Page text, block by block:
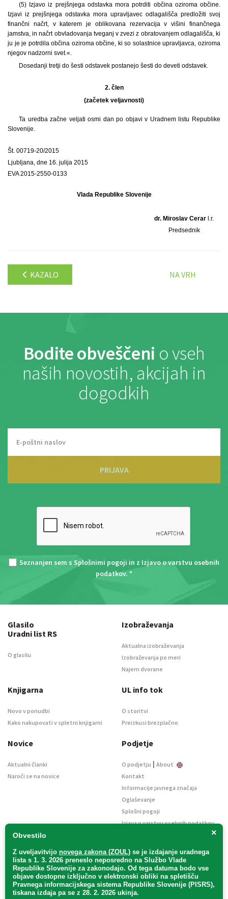
(5) Izjavo iz prejšnjega odstavka mora potrditi občina oziroma občine.
Izjavi iz prejšnjega odstavka mora upravljavec odlagališča predložiti svoj
finančni načrt, v katerem je oblikovana rezervacija v višini finančnega
jamstva, in načrt obvladovanja tveganj v zvezi z obratovanjem odlagališča, ki
ju je je potrdila občina oziroma občine, ki so solastnice upravljavca, oziroma
njegov nadzorni svet.«.
Dosedanji tretji do šesti odstavek postanejo šesti do deveti odstavek.
2. člen
(začetek veljavnosti)
Ta uredba začne veljati osmi dan po objavi v Uradnem listu Republike
Slovenije.
Št. 00719-20/2015
Ljubljana, dne 16. julija 2015
EVA 2015-2550-0133
Vlada Republike Slovenije
dr. Miroslav Cerar l.r.
Predsednik
KAZALO NA VRH
Bodite obveščeni o vseh
naših novostih, akcijah in
dogodkih
PRIJAVA
Seznanjen sem s Splošnimi pogoji in z Izjavo o varstvu osebnih
podatkov. *
×
Obvestilo
Z uveljavitvijo novega zakona (ZOUL) se je izdajanje uradnega
lista s 1. 3. 2026 preneslo neposredno na Službo Vlade
Republike Slovenije za zakonodajo. Od tega datuma bodo vse
objave dostopne izključno v elektronski obliki na spletišču
Pravnega informacijskega sistema Republike Slovenije (PISRS),
tiskana izdaja pa se z 28. 2. 2026 ukinja.
Glasilo
Uradni list RS
O glasilu
Izobraževanja
Aktualna izobraževanja
Izobraževanja po meri
Najem dvorane
Knjigarna
Novo v ponudbi
Kako nakupovati v spletni knjigarni
UL info tok
O storitvi
Preizkusi brezplačno
Novice
Aktualni članki
Naroči se na novice
Podjetje
O podjetju | About
Kontakt
Informacije javnega značaja
Oglaševanje
Splošni pogoji
Izjava o varstvu osebnih podatkov
Uradni list d. o. o. – v likvidaciji / Vse pravice pridržane.